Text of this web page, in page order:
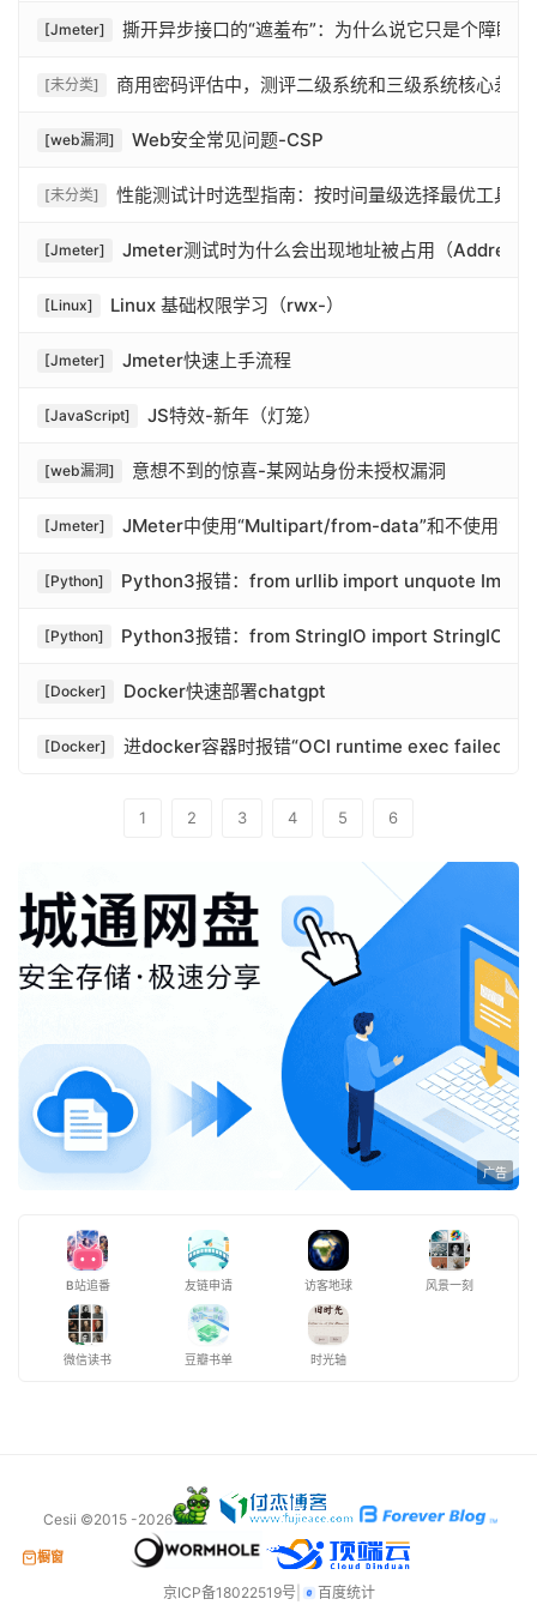
[Jmeter] 撕开异步接口的“遮羞布”：为什么说它只是个障眼法
[未分类] 商用密码评估中，测评二级系统和三级系统核心差异
[web漏洞] Web安全常见问题-CSP
[未分类] 性能测试计时选型指南：按时间量级选择最优工具
[Jmeter] Jmeter测试时为什么会出现地址被占用（Address
[Linux] Linux 基础权限学习（rwx-）
[Jmeter] Jmeter快速上手流程
[JavaScript] JS特效-新年（灯笼）
[web漏洞] 意想不到的惊喜-某网站身份未授权漏洞
[Jmeter] JMeter中使用“Multipart/from-data”和不使用
[Python] Python3报错：from urllib import unquote
[Python] Python3报错：from StringIO import StringIO
[Docker] Docker快速部署chatgpt
[Docker] 进docker容器时报错“OCI runtime exec failed:
1 2 3 4 5 6
广告
B站追番 友链申请 访客地球 风景一刻
微信读书 豆瓣书单 时光轴
Cesii ©2015 -2026
京ICP备18022519号 百度统计
橱窗